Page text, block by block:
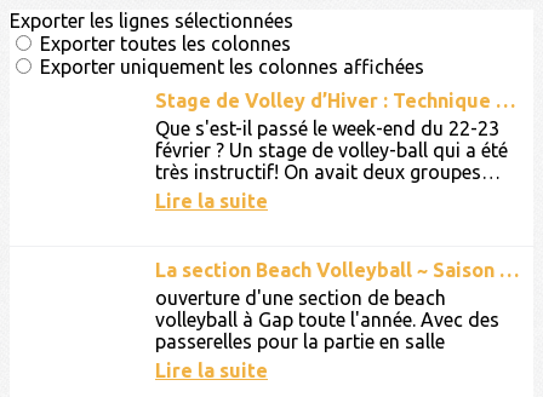
Exporter les lignes sélectionnées
Exporter toutes les colonnes
Exporter uniquement les colonnes affichées
Stage de Volley d’Hiver : Technique et Fun au Programme !
Que s'est-il passé le week-end du 22-23
février ? Un stage de volley-ball qui a été
très instructif! On avait deux groupes
bien distincts : les jeunes M13/M15 d'un
côté et les...
Lire la suite
La section Beach Volleyball ~ Saison 2024-2025
ouverture d'une section de beach
volleyball à Gap toute l'année. Avec des
passerelles pour la partie en salle
Lire la suite